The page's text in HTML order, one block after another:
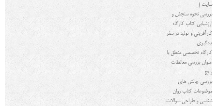
سایت )
بررسي نحوه سنجش و
ارزشیابی كتاب كارگاه
کارآفرینی و توليد در سفر
يادگيري
کارگاه تخصصی منطق با
عنوان بررسی مغالطات
رایج
بررسی چالش های
موضوعات کتاب روان
شناسی و طراحی سوالات